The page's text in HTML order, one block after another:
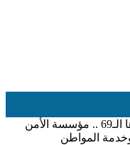
في ذكراها الـ69 .. مؤسسة الأمن
المواطن